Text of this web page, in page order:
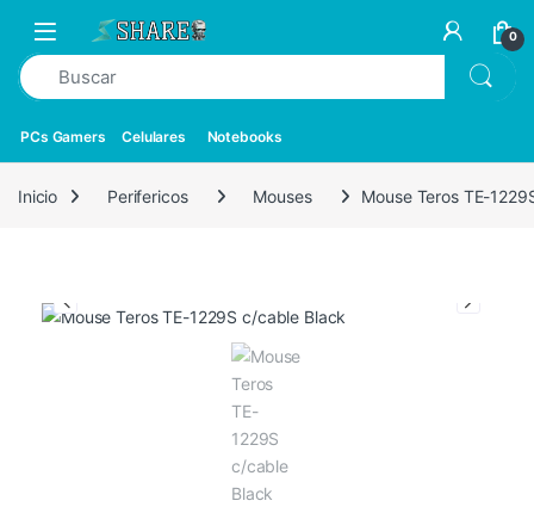
0
PCs Gamers Celulares Notebooks
Inicio Perifericos Mouses Mouse Teros TE-